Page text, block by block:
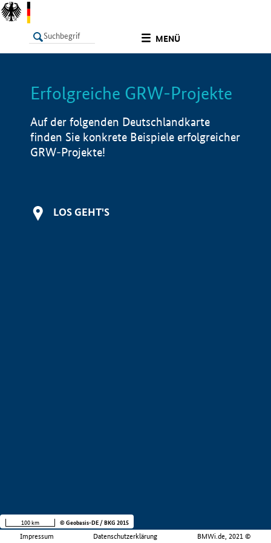
MENÜ
LISTE Info
Erfolgreiche GRW-Projekte
Auf der folgenden Deutschlandkarte
finden Sie konkrete Beispiele erfolgreicher
GRW-Projekte!
LOS GEHT'S
Impressum Datenschutzerklärung BMWi.de, 2021 ©
100 km © Geobasis-DE / BKG 2015